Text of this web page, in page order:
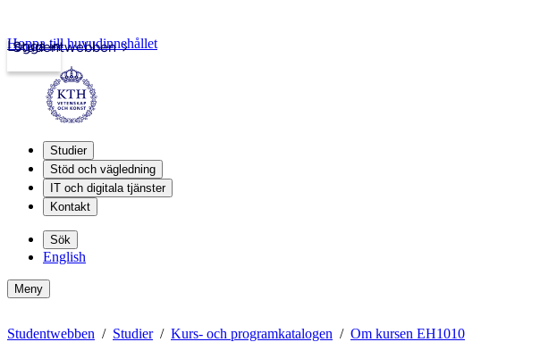
Studentwebben
Logga in
Hoppa till huvudinnehållet
Studier
Stöd och vägledning
IT och digitala tjänster
Kontakt
Sök
English
Meny
Studentwebben Studier Kurs- och programkatalogen Om kursen EH1010